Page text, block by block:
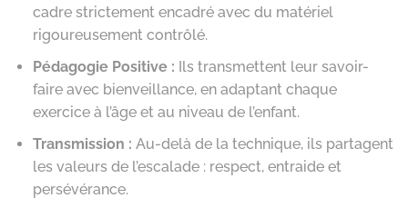
cadre strictement encadré avec du matériel
rigoureusement contrôlé.
Pédagogie Positive : Ils transmettent leur savoir-
faire avec bienveillance, en adaptant chaque
exercice à l’âge et au niveau de l’enfant.
Transmission : Au-delà de la technique, ils partagent
les valeurs de l’escalade : respect, entraide et
persévérance.